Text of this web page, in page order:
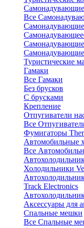
Все
Туристические
Гамаки
Все Гамаки
Без брусков
С брусками
Крепление
Отпугиватели
Все
Фумигаторы
Автомобильные
Все
Холодильники
Track Electronics
Аксессуары для
Спальные мешки
Все Спальные